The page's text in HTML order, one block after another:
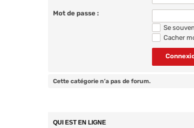
Mot de passe :
Se
Cacher
Cette catégorie n’a pas de forum.
QUI EST EN LIGNE